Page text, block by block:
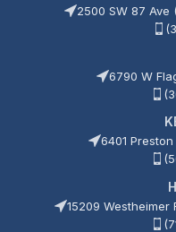
2500 SW 87 Ave
6790 W
6401
15209 Westheimer